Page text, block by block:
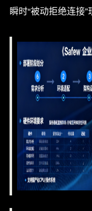
瞬时“被动拒绝连接”